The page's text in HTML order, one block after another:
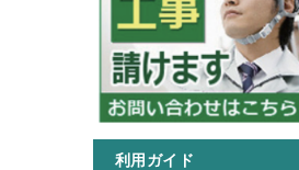
利用ガイド